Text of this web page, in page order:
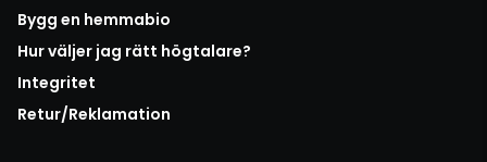
Bygg en hemmabio
Hur väljer jag rätt högtalare?
Integritet
Retur/Reklamation